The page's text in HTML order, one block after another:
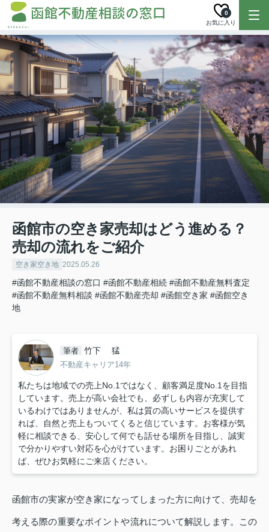
お気に入り
0
函館市の空き家売却はどう進める？
売却の流れをご紹介
空き家空き地 2025.05.26
#函館不動産相談の窓口 #函館不動産相続 #函館不動産無料査定
#函館不動産無料相談 #函館不動産売却 #函館空き家 #函館空き
地
筆者 竹下 猛
不動産キャリア14年
私たちは地域での売上No.1ではなく、顧客満足度No.1を目指
しています。売上が高い会社でも、必ずしも内容が充実して
いるわけではありませんが、私は質の高いサービスを提供す
れば、自然と売上もついてくると信じています。お客様が気
軽に相談できる、安心して何でも話せる場所を目指し、誠実
で分かりやすい対応を心がけています。お困りごとがあれ
ば、ぜひお気軽にご来店ください。
函館市の実家が空き家になってしまった方に向けて、売却を
考える際の重要なポイントや流れについて解説します。この